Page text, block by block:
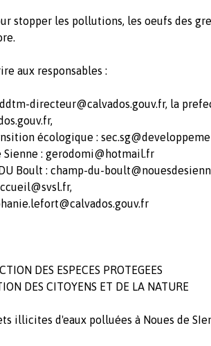
stopper les pollutions, les oeufs des
aux responsables :
ddtm-directeur@calvados.gouv.fr, la
,
écologique :
: gerodomi@hotmail.fr
Boult : champ-du-
,
DES ESPECES PROTEGEES
DES CITOYENS ET DE LA NATURE
illicites d'eaux polluées à Noues de